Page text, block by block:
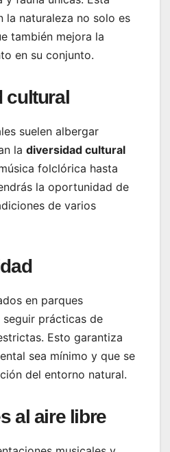
la naturaleza no solo es
también mejora la
en su conjunto.
cultural
suelen albergar
la diversidad cultural
folclórica hasta
la oportunidad de
de varios
en parques
seguir prácticas de
Esto garantiza
sea mínimo y que se
del entorno natural.
al aire libre